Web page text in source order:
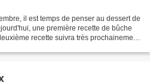
il est temps de penser au dessert de
une première recette de bûche
recette suivra très prochainement